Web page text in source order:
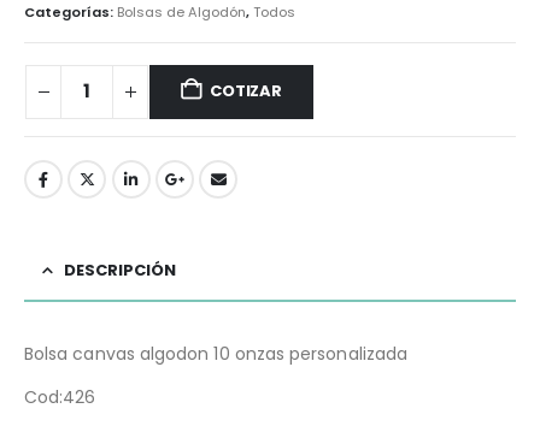
Categorías: Bolsas de Algodón,Todos
COTIZAR
DESCRIPCIÓN
Bolsa canvas algodon 10 onzas personalizada
Cod:426